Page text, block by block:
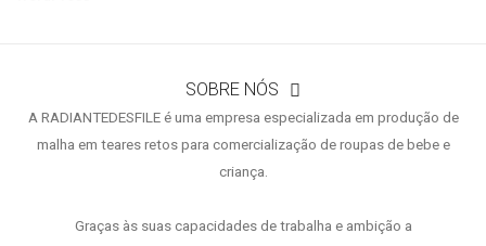
SOBRE NÓS
A RADIANTEDESFILE é uma empresa especializada em produção de
malha em teares retos para comercialização de roupas de bebe e
criança.
Graças às suas capacidades de trabalha e ambição a